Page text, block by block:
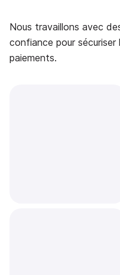
Nous travaillons avec
confiance pour
paiements.